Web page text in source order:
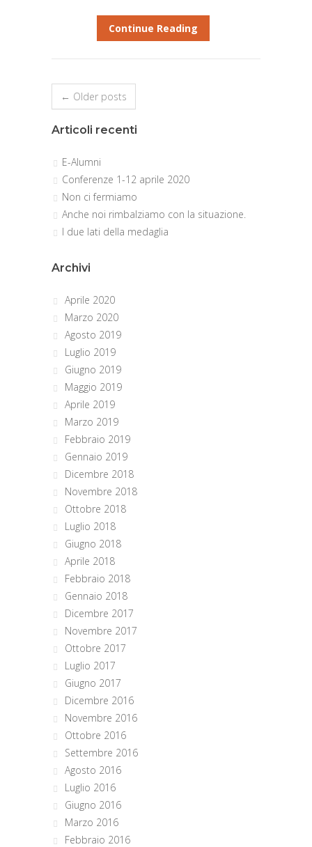
Continue Reading
← Older posts
Articoli recenti
E-Alumni
Conferenze 1-12 aprile 2020
Non ci fermiamo
Anche noi rimbalziamo con la situazione.
I due lati della medaglia
Archivi
Aprile 2020
Marzo 2020
Agosto 2019
Luglio 2019
Giugno 2019
Maggio 2019
Aprile 2019
Marzo 2019
Febbraio 2019
Gennaio 2019
Dicembre 2018
Novembre 2018
Ottobre 2018
Luglio 2018
Giugno 2018
Aprile 2018
Febbraio 2018
Gennaio 2018
Dicembre 2017
Novembre 2017
Ottobre 2017
Luglio 2017
Giugno 2017
Dicembre 2016
Novembre 2016
Ottobre 2016
Settembre 2016
Agosto 2016
Luglio 2016
Giugno 2016
Marzo 2016
Febbraio 2016